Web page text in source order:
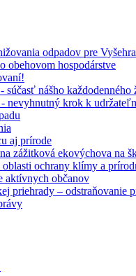
odpadov pre
obehovom hospodárstve
súčasť nášho každodenného
nevyhnutný krok k
aj prírode
zážitková ekovýchova na
ochrany klímy a
aktívnych občanov
priehrady – odstraňovanie